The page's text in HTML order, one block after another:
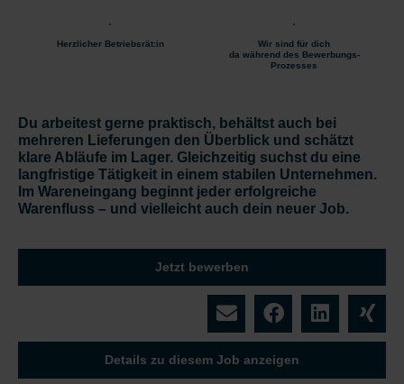
Herzlicher Betriebsrät:in
Wir sind für dich
da während des Bewerbungs-
Prozesses
Du arbeitest gerne praktisch, behältst auch bei
mehreren Lieferungen den Überblick und schätzt
klare Abläufe im Lager. Gleichzeitig suchst du eine
langfristige Tätigkeit in einem stabilen Unternehmen.
Im Wareneingang beginnt jeder erfolgreiche
Warenfluss – und vielleicht auch dein neuer Job.
Jetzt bewerben
Details zu diesem Job anzeigen